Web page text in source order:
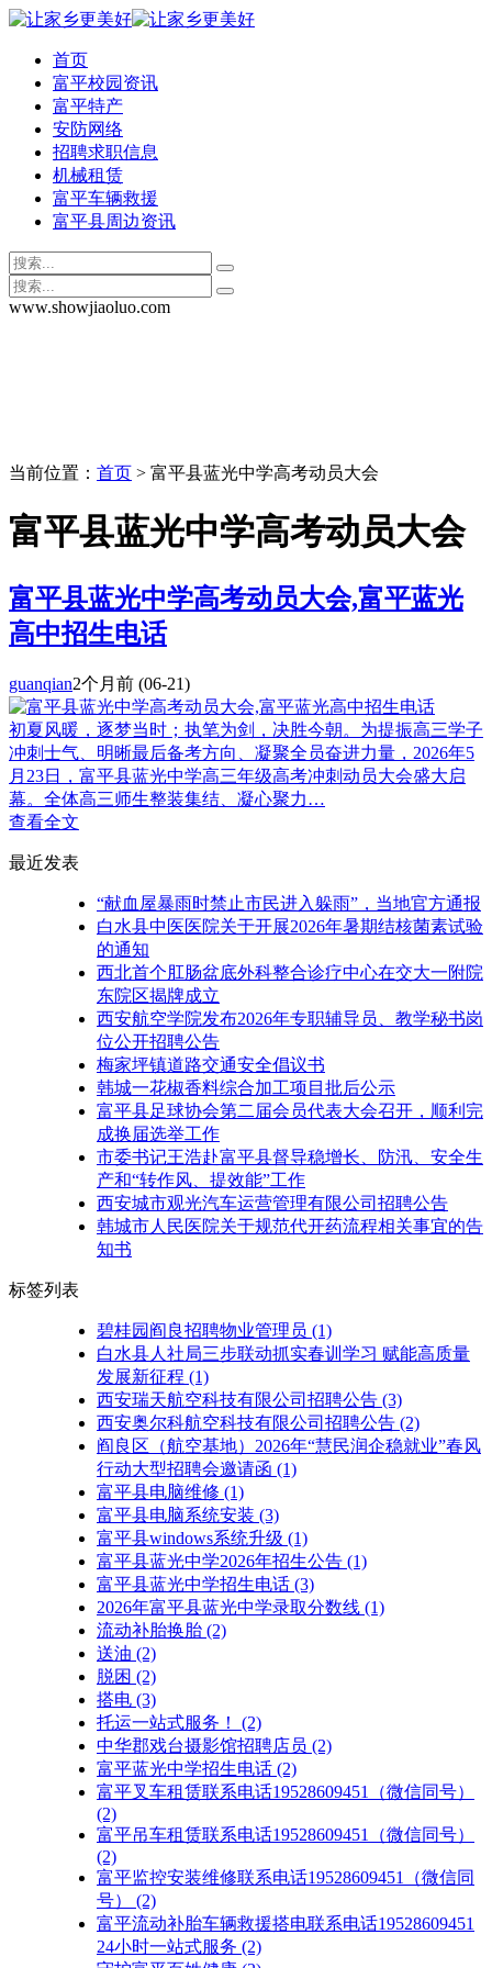
首页
富平校园资讯
富平特产
安防网络
招聘求职信息
机械租赁
富平车辆救援
富平县周边资讯
www.showjiaoluo.com
当前位置： 首页 > 富平县蓝光中学高考动员大会
富平县蓝光中学高考动员大会
富平县蓝光中学高考动员大会,富平蓝光
高中招生电话
guanqian2个月前 (06-21)
初夏风暖，逐梦当时；执笔为剑，决胜今朝。为提振高三学子
冲刺士气、明晰最后备考方向、凝聚全员奋进力量，2026年5
月23日，富平县蓝光中学高三年级高考冲刺动员大会盛大启
幕。全体高三师生整装集结、凝心聚力…
查看全文
最近发表
“献血屋暴雨时禁止市民进入躲雨”，当地官方通报
白水县中医医院关于开展2026年暑期结核菌素试验
的通知
西北首个肛肠盆底外科整合诊疗中心在交大一附院
东院区揭牌成立
西安航空学院发布2026年专职辅导员、教学秘书岗
位公开招聘公告
梅家坪镇道路交通安全倡议书
韩城一花椒香料综合加工项目批后公示
富平县足球协会第二届会员代表大会召开，顺利完
成换届选举工作
市委书记王浩赴富平县督导稳增长、防汛、安全生
产和“转作风、提效能”工作
西安城市观光汽车运营管理有限公司招聘公告
韩城市人民医院关于规范代开药流程相关事宜的告
知书
标签列表
碧桂园阎良招聘物业管理员 (1)
白水县人社局三步联动抓实春训学习 赋能高质量
发展新征程 (1)
西安瑞天航空科技有限公司招聘公告 (3)
西安奥尔科航空科技有限公司招聘公告 (2)
阎良区（航空基地）2026年“慧民润企稳就业”春风
行动大型招聘会邀请函 (1)
富平县电脑维修 (1)
富平县电脑系统安装 (3)
富平县windows系统升级 (1)
富平县蓝光中学2026年招生公告 (1)
富平县蓝光中学招生电话 (3)
2026年富平县蓝光中学录取分数线 (1)
流动补胎换胎 (2)
送油 (2)
脱困 (2)
搭电 (3)
托运一站式服务！
(2)
中华郡戏台摄影馆招聘店员 (2)
富平蓝光中学招生电话 (2)
富平叉车租赁联系电话19528609451（微信同号）
(2)
富平吊车租赁联系电话19528609451（微信同号）
(2)
富平监控安装维修联系电话19528609451（微信同
号）
(2)
富平流动补胎车辆救援搭电联系电话19528609451
24小时一站式服务 (2)